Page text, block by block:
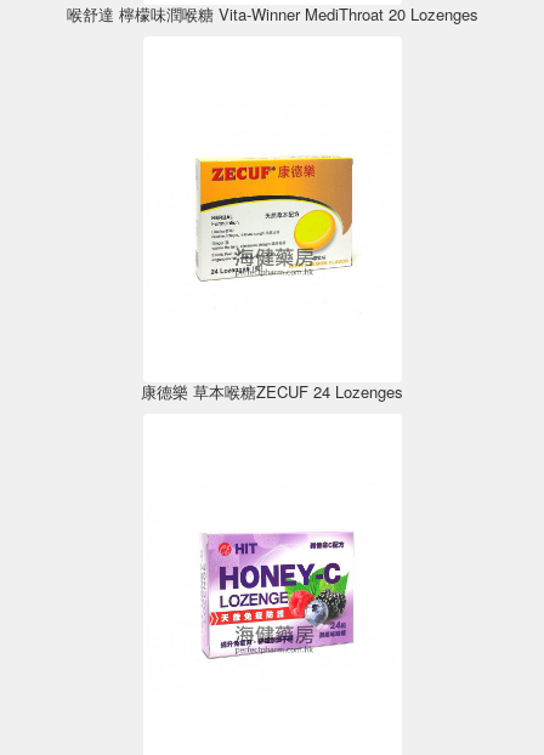
喉舒達 檸檬味潤喉糖 Vita-Winner MediThroat 20 Lozenges
康德樂 草本喉糖ZECUF 24 Lozenges